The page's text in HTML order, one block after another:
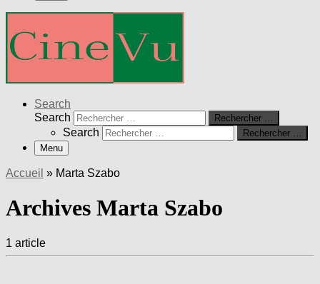
Search
Search
Rechercher …
Search
Rechercher …
Menu
Accueil » Marta Szabo
Archives Marta Szabo
1 article